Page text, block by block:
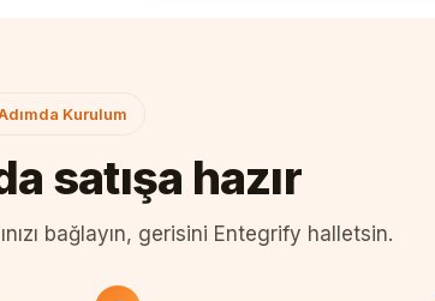
Kurulum
satışa hazır
bağlayın, gerisini Entegrify halletsin.